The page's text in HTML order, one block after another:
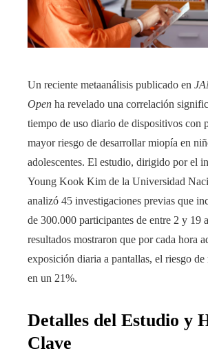
Un reciente metaanálisis publicado en
Open ha revelado una correlación
tiempo de uso diario de dispositivos con
mayor riesgo de desarrollar miopía en
adolescentes. El estudio, dirigido por el
Young Kook Kim de la Universidad
analizó 45 investigaciones previas que
de 300.000 participantes de entre 2 y 19
resultados mostraron que por cada hora
exposición diaria a pantallas, el riesgo de
en un 21%.
Detalles del Estudio y
Clave